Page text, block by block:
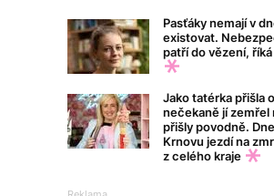
Pasťáky nemají v
existovat.
patří do vězení,
Jako tatérka přišla
nečekaně jí zemřel
přišly povodně.
Krnovu jezdí na
z celého kraje